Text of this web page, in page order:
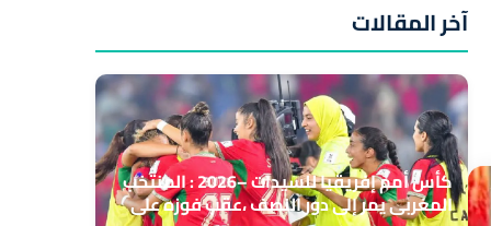
آخر المقالات
كأس أمم إفريقيا للسيدات –2026 : المنتخب
المغربي يمر إلى دور النصف ،عقب فوزه على